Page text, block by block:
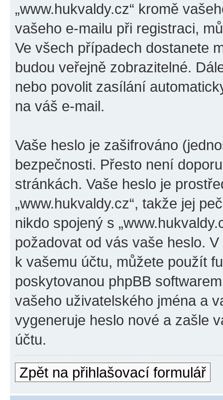
„www.hukvaldy.cz“ kromě
vašeho e-mailu při registraci,
Ve všech případech dostanete
budou veřejně zobrazitelné.
nebo povolit zasílání
na váš e-mail.
Vaše heslo je zašifrováno
bezpečnosti. Přesto není
stránkách. Vaše heslo je
„www.hukvaldy.cz“, takže jej
nikdo spojený s
požadovat od vás vaše heslo.
k vašemu účtu, můžete použít
poskytovanou phpBB
vašeho uživatelského jména a
vygeneruje heslo nové a zašle
účtu.
Zpět na přihlašovací formulář